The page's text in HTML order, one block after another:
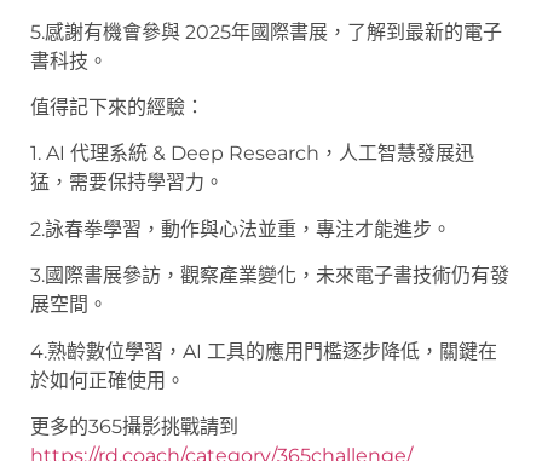
5.感謝有機會參與 2025年國際書展，了解到最新的電子
書科技。
值得記下來的經驗：
1. AI 代理系統 & Deep Research，人工智慧發展迅
猛，需要保持學習力。
2.詠春拳學習，動作與心法並重，專注才能進步。
3.國際書展參訪，觀察產業變化，未來電子書技術仍有發
展空間。
4.熟齡數位學習，AI 工具的應用門檻逐步降低，關鍵在
於如何正確使用。
更多的365攝影挑戰請到
https://rd.coach/category/365challenge/